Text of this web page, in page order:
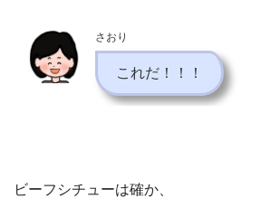
さおり
これだ！！！
ビーフシチューは確か、